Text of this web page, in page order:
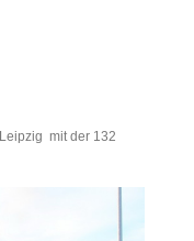
mit der 132